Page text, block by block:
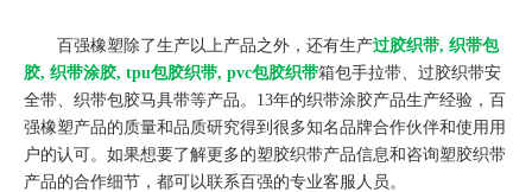
百强橡塑除了生产以上产品之外，还有生产过胶织带, 织带包
胶, 织带涂胶, tpu包胶织带, pvc包胶织带箱包手拉带、过胶织带安
全带、织带包胶马具带等产品。13年的织带涂胶产品生产经验，百
强橡塑产品的质量和品质研究得到很多知名品牌合作伙伴和使用用
户的认可。如果想要了解更多的塑胶织带产品信息和咨询塑胶织带
产品的合作细节，都可以联系百强的专业客服人员。